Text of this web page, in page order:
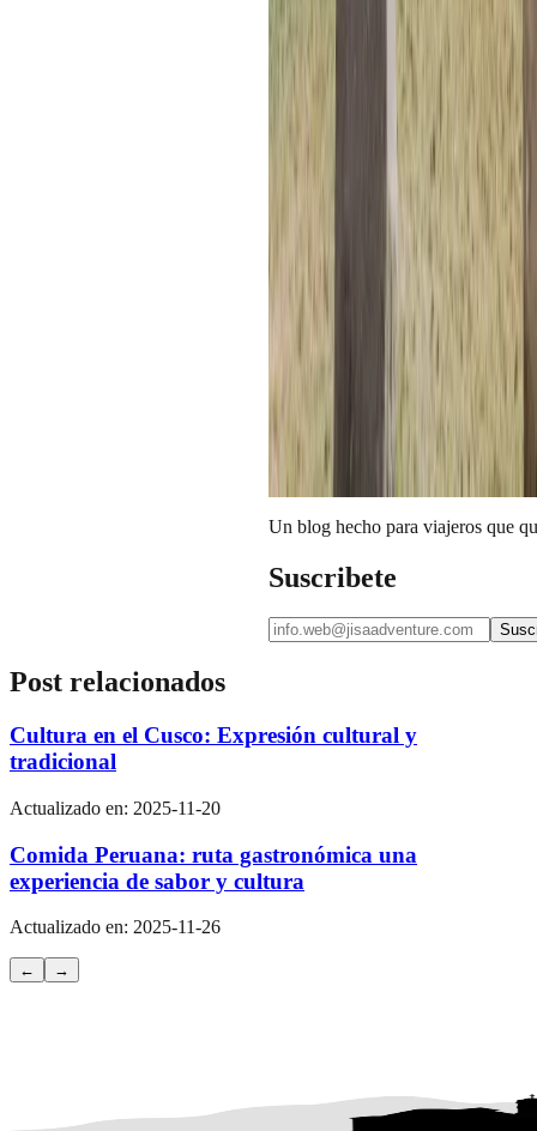
mejor tour?
Puedes moverte en transporte
aporta contexto histórico y te
nuestros tours recomendados en
Reflexión final
El Valle Sagrado de los Incas me
Valle Sagrado de Jisa Adventure.
Sadith Collatupa
Un blog hecho para viajeros que
Suscribete
Post relacionados
Cultura en el Cusco: Expresión cultural y
tradicional
Actualizado en: 2025-11-20
Comida Peruana: ruta gastronómica una
experiencia de sabor y cultura
Actualizado en: 2025-11-26
← →